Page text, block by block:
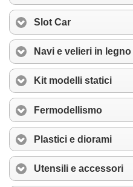
Slot Car
Navi e velieri in legno
Kit modelli statici
Fermodellismo
Plastici e diorami
Utensili e accessori